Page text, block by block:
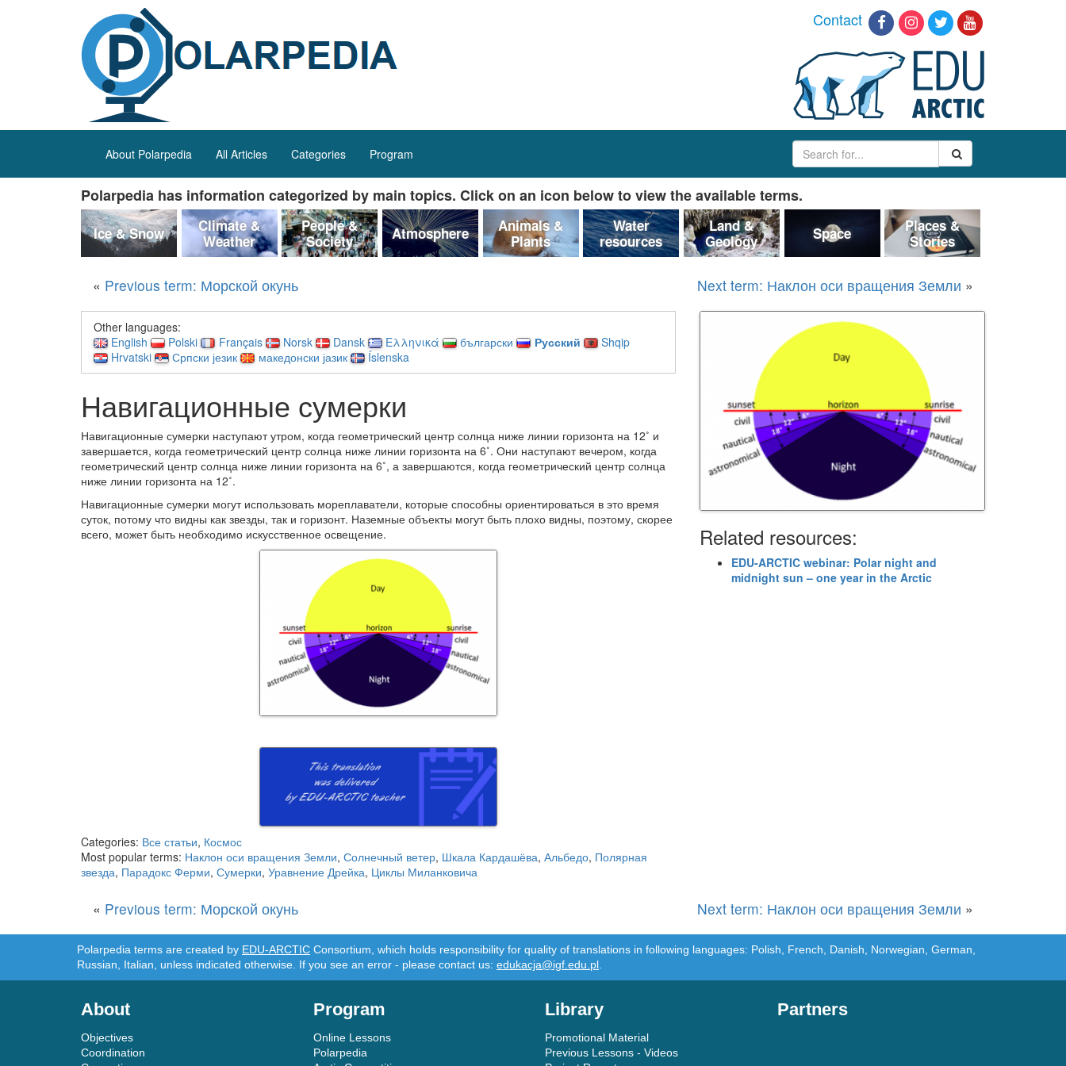
Contact
About Polarpedia All Articles Categories Program
Polarpedia has information categorized by main topics. Click on an icon below to view the available terms.
Ice & Snow
Climate &
Weather
People &
Society
Atmosphere
Animals &
Plants
Water
resources
Land &
Geology
Space
Places &
Stories
« Previous term: Морской окунь Next term: Наклон оси вращения Земли »
Other languages:
English
Polski Français Norsk Dansk Ελληνικά български Русский
Shqip
Hrvatski
Српски језик македонски јазик Íslenska
Навигационные сумерки
Навигационные сумерки наступают утром, когда геометрический центр солнца ниже линии горизонта на 12˚ и
завершается, когда геометрический центр солнца ниже линии горизонта на 6˚. Они наступают вечером, когда
геометрический центр солнца ниже линии горизонта на 6˚, а завершаются, когда геометрический центр солнца
ниже линии горизонта на 12˚.
Навигационные сумерки могут использовать мореплаватели, которые способны ориентироваться в это время
суток, потому что видны как звезды, так и горизонт. Наземные объекты могут быть плохо видны, поэтому, скорее
всего, может быть необходимо искусственное освещение.
Categories: Все статьи, Космос
Most popular terms: Наклон оси вращения Земли, Солнечный ветер, Шкала Кардашёва, Альбедо, Полярная
звезда, Парадокс Ферми, Сумерки, Уравнение Дрейка, Циклы Миланковича
Related resources:
EDU-ARCTIC webinar: Polar night and
midnight sun – one year in the Arctic
« Previous term: Морской окунь Next term: Наклон оси вращения Земли »
Polarpedia terms are created by EDU-ARCTIC Consortium, which holds responsibility for quality of translations in following languages: Polish, French, Danish, Norwegian, German,
Russian, Italian, unless indicated otherwise. If you see an error - please contact us: edukacja@igf.edu.pl
About
Objectives
Coordination
Program
Online Lessons
Polarpedia
Library
Promotional Material
Previous Lessons - Videos
Partners